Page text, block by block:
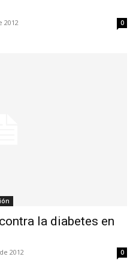
2012 0
la diabetes en
2012 0